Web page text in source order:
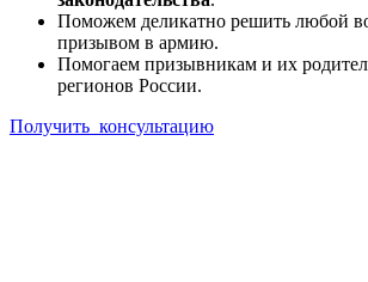
Поможем деликатно решить любой
призывом в армию.
Помогаем призывникам и их
регионов России.
Получить консультацию